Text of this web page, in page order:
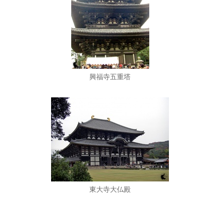
興福寺五重塔
東大寺大仏殿